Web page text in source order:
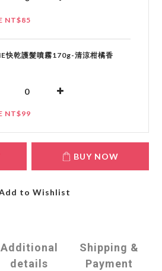
NT$85
快乾護髮噴霧170g-清涼柑橘香
NT$99
BUY NOW
to Wishlist
Additional
details
Shipping &
Payment